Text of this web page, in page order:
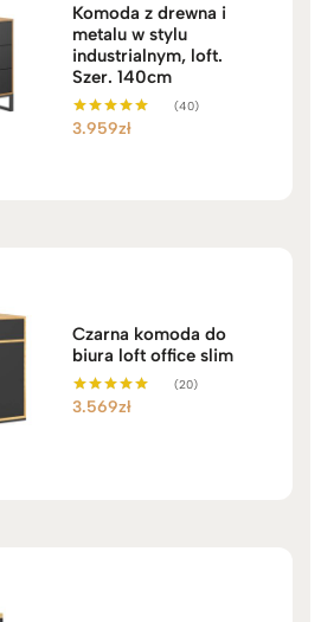
Komoda z drewna i
metalu w stylu
industrialnym, loft.
Szer. 140cm
Oceniono
(40)
3.959zł
Czarna komoda do
biura loft office slim
Oceniono
(20)
3.569zł